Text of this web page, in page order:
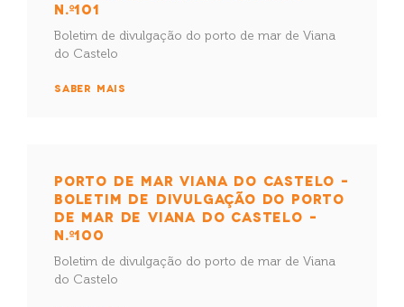
N.º101
Boletim de divulgação do porto de mar de Viana
do Castelo
SABER MAIS
PORTO DE MAR VIANA DO CASTELO –
BOLETIM DE DIVULGAÇÃO DO PORTO
DE MAR DE VIANA DO CASTELO –
N.º100
Boletim de divulgação do porto de mar de Viana
do Castelo